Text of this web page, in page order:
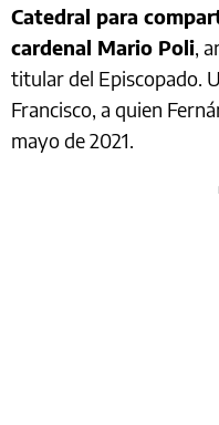
Catedral para
cardenal Mario Poli,
titular del Episcopado.
Francisco, a quien
mayo de 2021.